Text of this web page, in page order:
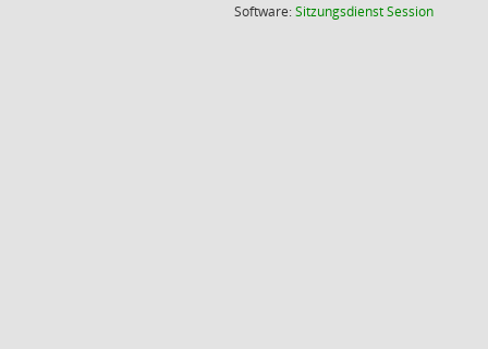
Software:SitzungsdienstSession(Wird in